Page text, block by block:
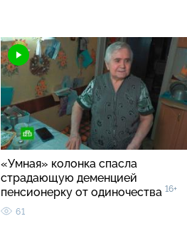
«Умная» колонка спасла
страдающую деменцией
пенсионерку от одиночества 16+
61